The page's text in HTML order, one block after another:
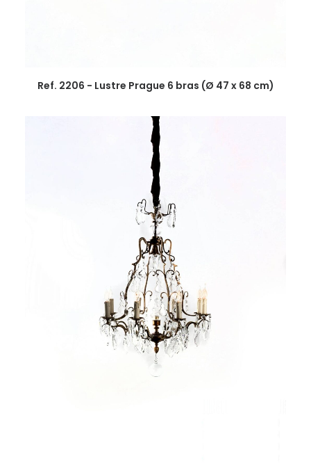
Ref. 2206 - Lustre Prague 6 bras (Ø 47 x 68 cm)